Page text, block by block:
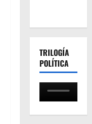
TRILOGÍA
POLÍTICA